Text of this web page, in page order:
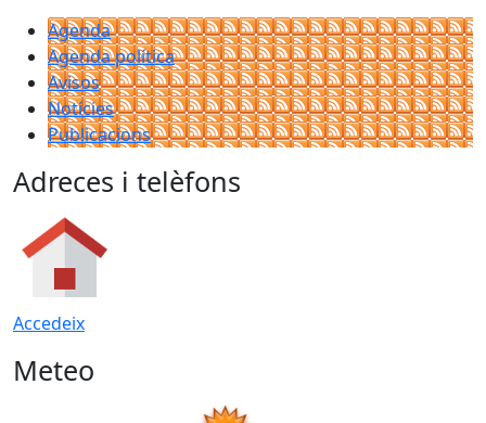
Agenda
Agenda política
Avisos
Notícies
Publicacions
Adreces i telèfons
Accedeix
Meteo